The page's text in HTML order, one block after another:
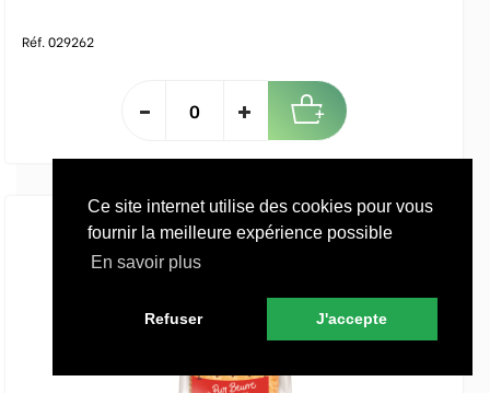
Ce site internet utilise des cookies pour vous
fournir la meilleure expérience possible
En savoir plus
Refuser J'accepte
Réf. 029262